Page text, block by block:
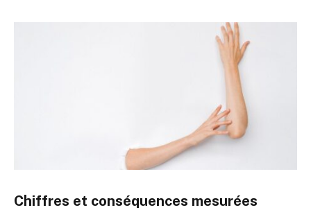
Chiffres et conséquences mesurées